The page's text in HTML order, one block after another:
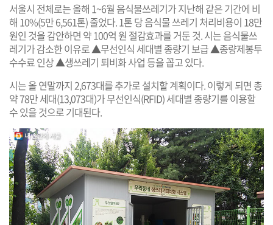
서울시 전체로는 올해 1~6월 음식물쓰레기가 지난해 같은 기간에 비
해 10%(5만 6,561톤) 줄었다. 1톤 당 음식물 쓰레기 처리비용이 18만
원인 것을 감안하면 약 100억 원 절감효과를 거둔 것. 시는 음식물쓰
레기가 감소한 이유로 ▲무선인식 세대별 종량기 보급 ▲종량제봉투
수수료 인상 ▲생쓰레기 퇴비화 사업 등을 꼽고 있다.
시는 올 연말까지 2,673대를 추가로 설치할 계획이다. 이렇게 되면 총
약 78만 세대(13,073대)가 무선인식(RFID) 세대별 종량기를 이용할
수 있을 것으로 기대된다.